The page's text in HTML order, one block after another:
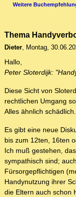
Weitere
Thema
Dieter, Montag,
Hallo,
Peter Sloterdijk:
Diese Sicht von
rechtlichen Umgang
Alles ähnlich schädlich.
Es gibt eine neue
bis zum 12ten, 16ten
Ich muß gestehen,
sympathisch sind;
Fürsorgepflichtigen
Handynutzung ihrer
die Eltern auch schon